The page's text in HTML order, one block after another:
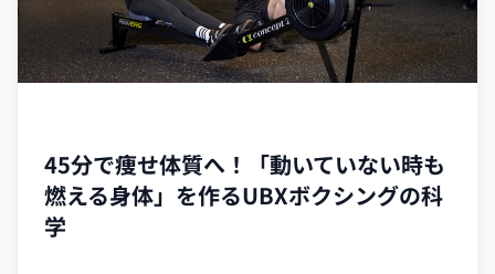
45分で痩せ体質へ！「動いていない時も
燃える身体」を作るUBXボクシングの科
学